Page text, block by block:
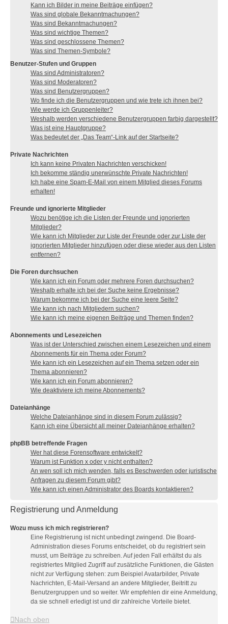
Kann ich Bilder in meine Beiträge einfügen?
Was sind globale Bekanntmachungen?
Was sind Bekanntmachungen?
Was sind wichtige Themen?
Was sind geschlossene Themen?
Was sind Themen-Symbole?
Benutzer-Stufen und Gruppen
Was sind Administratoren?
Was sind Moderatoren?
Was sind Benutzergruppen?
Wo finde ich die Benutzergruppen und wie trete ich ihnen bei?
Wie werde ich Gruppenleiter?
Weshalb werden verschiedene Benutzergruppen farbig dargestellt?
Was ist eine Hauptgruppe?
Was bedeutet der „Das Team“-Link auf der Startseite?
Private Nachrichten
Ich kann keine Privaten Nachrichten verschicken!
Ich bekomme ständig unerwünschte Private Nachrichten!
Ich habe eine Spam-E-Mail von einem Mitglied dieses Forums
erhalten!
Freunde und ignorierte Mitglieder
Wozu benötige ich die Listen der Freunde und ignorierten
Mitglieder?
Wie kann ich Mitglieder zur Liste der Freunde oder zur Liste der
ignorierten Mitglieder hinzufügen oder diese wieder aus den Listen
entfernen?
Die Foren durchsuchen
Wie kann ich ein Forum oder mehrere Foren durchsuchen?
Weshalb erhalte ich bei der Suche keine Ergebnisse?
Warum bekomme ich bei der Suche eine leere Seite?
Wie kann ich nach Mitgliedern suchen?
Wie kann ich meine eigenen Beiträge und Themen finden?
Abonnements und Lesezeichen
Was ist der Unterschied zwischen einem Lesezeichen und einem
Abonnements für ein Thema oder Forum?
Wie kann ich ein Lesezeichen auf ein Thema setzen oder ein
Thema abonnieren?
Wie kann ich ein Forum abonnieren?
Wie deaktiviere ich meine Abonnements?
Dateianhänge
Welche Dateianhänge sind in diesem Forum zulässig?
Kann ich eine Übersicht all meiner Dateianhänge erhalten?
phpBB betreffende Fragen
Wer hat diese Forensoftware entwickelt?
Warum ist Funktion x oder y nicht enthalten?
An wen soll ich mich wenden, falls es Beschwerden oder juristische
Anfragen zu diesem Forum gibt?
Wie kann ich einen Administrator des Boards kontaktieren?
Registrierung und Anmeldung
Wozu muss ich mich registrieren?
Eine Registrierung ist nicht unbedingt zwingend. Die Board-
Administration dieses Forums entscheidet, ob du registriert sein
musst, um Beiträge zu schreiben. Auf jeden Fall erhältst du als
registriertes Mitglied Zugriff auf zusätzliche Funktionen, die Gästen
nicht zur Verfügung stehen: zum Beispiel Avatarbilder, Private
Nachrichten, E-Mail-Versand an andere Mitglieder, Beitritt zu
Benutzergruppen und so weiter. Wir empfehlen dir eine Anmeldung,
da sie schnell erledigt ist und dir zahlreiche Vorteile bietet.
Nach oben